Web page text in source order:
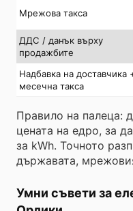
Мрежова такса
ДДС / данък върху
продажбите
Надбавка на доставчика
месечна такса
Правило на палеца:
цената на едро, за
за kWh. Точното
държавата,
Умни съвети за